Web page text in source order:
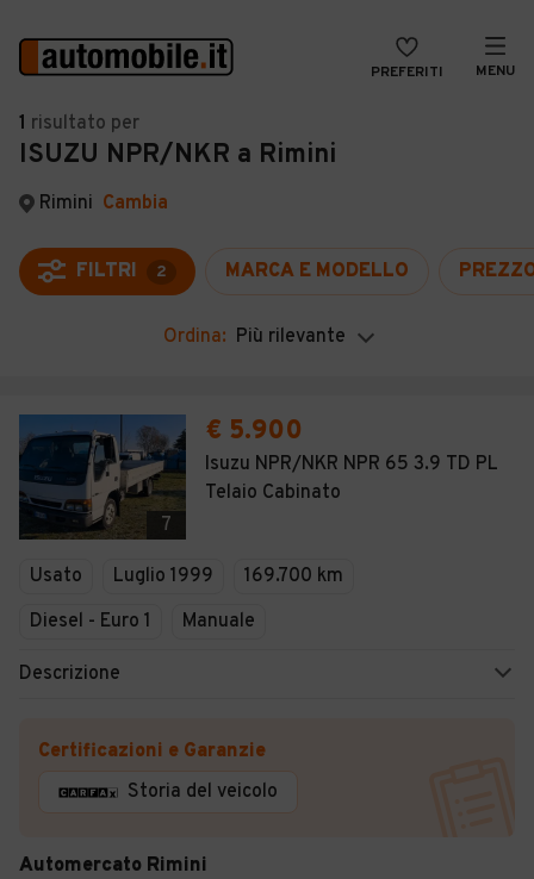
PREFERITI MENU
Auto
Auto usate
Auto Km 0
Auto Nuove
Noleggio a lungo termine
Moto
Camper
Veicoli Commerciali
VENDI
MAGAZINE
ACCEDI
1 risultato per
ISUZU NPR/NKR a Rimini
Rimini Cambia
FILTRI 2 MARCA E MODELLO
Ordina: Più rilevante
7
€ 5.900
Isuzu NPR/NKR NPR 65 3.9 TD PL
Telaio Cabinato
Usato Luglio 1999
169.700 km
Diesel - Euro 1
Manuale
Descrizione
Certificazioni e Garanzie
Storia del veicolo
Automercato Rimini